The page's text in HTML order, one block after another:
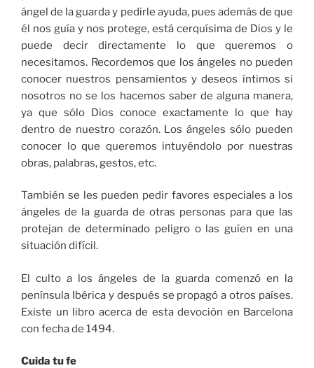
ángel de la guarda y pedirle ayuda, pues además de que
él nos guía y nos protege, está cerquísima de Dios y le
puede decir directamente lo que queremos o
necesitamos. Recordemos que los ángeles no pueden
conocer nuestros pensamientos y deseos íntimos si
nosotros no se los hacemos saber de alguna manera,
ya que sólo Dios conoce exactamente lo que hay
dentro de nuestro corazón. Los ángeles sólo pueden
conocer lo que queremos intuyéndolo por nuestras
obras, palabras, gestos, etc.
También se les pueden pedir favores especiales a los
ángeles de la guarda de otras personas para que las
protejan de determinado peligro o las guíen en una
situación difícil.
El culto a los ángeles de la guarda comenzó en la
península Ibérica y después se propagó a otros países.
Existe un libro acerca de esta devoción en Barcelona
con fecha de 1494.
Cuida tu fe